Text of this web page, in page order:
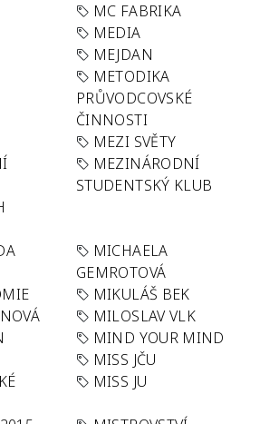
MC FABRIKA
MEDIA
MEJDAN
METODIKA
PRŮVODCOVSKÉ
ČINNOSTI
MEZI SVĚTY
MEZINÁRODNÍ
STUDENTSKÝ KLUB
MICHAELA
GEMROTOVÁ
MIKULÁŠ BEK
MILOSLAV VLK
MIND YOUR MIND
MISS JČU
MISS JU